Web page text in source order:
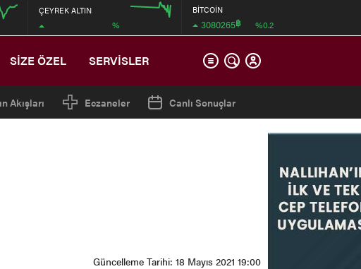
ÇEYREK ALTIN
%
BİTCOİN
3080265฿ %0.2
SİZE ÖZEL SERVİSLER
Akışları Eczaneler Canlı Sonuçlar
Güncelleme Tarihi: 18 Mayıs 2021 19:00